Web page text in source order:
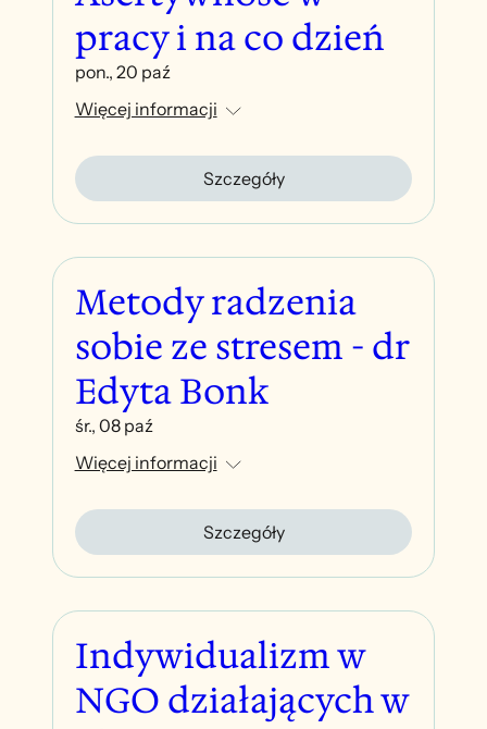
pracy i na co dzień
pon., 20 paź
Więcej informacji
Szczegóły
Metody radzenia
sobie ze stresem - dr
Edyta Bonk
śr., 08 paź
Więcej informacji
Szczegóły
Indywidualizm w
NGO działających w